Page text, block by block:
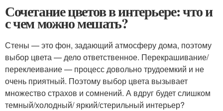
Сочетание цветов в интерьере: что и
с чем можно мешать?
Стены — это фон, задающий атмосферу дома, поэтому
выбор цвета — дело ответственное. Перекрашивание/
переклеивание — процесс довольно трудоемкий и не
очень приятный. Поэтому выбор цвета вызывает
множество страхов и сомнений. А вдруг будет слишком
темный/холодный/ яркий/стерильный интерьер?